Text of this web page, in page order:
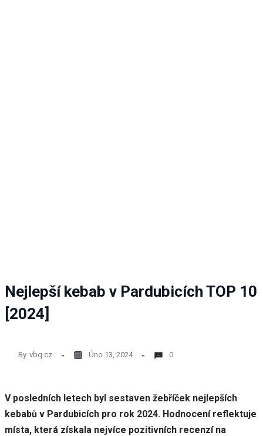
Nejlepší kebab v Pardubicích TOP 10
[2024]
By vbq.cz Úno 13, 2024 0
V posledních letech byl sestaven žebříček nejlepších
kebabů v Pardubicích pro rok 2024. Hodnocení reflektuje
místa, která získala nejvíce pozitivních recenzí na